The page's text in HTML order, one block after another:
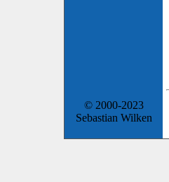
© 2000-2023
Sebastian Wilken